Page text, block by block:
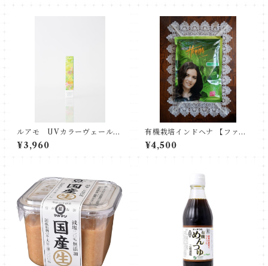
ルアモ UVカラーヴェール
ファンデーション
¥3,960
有機栽培インドヘナ 【ファイ
ン】500g 大袋 お徳用
¥4,500